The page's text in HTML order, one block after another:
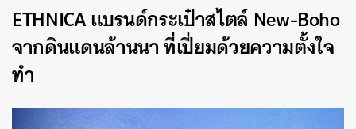
ETHNICA แบรนด์กระเป๋าสไตล์ New-Boho
จากดินแดนล้านนา ที่เปี่ยมด้วยความตั้งใจ
ทำ